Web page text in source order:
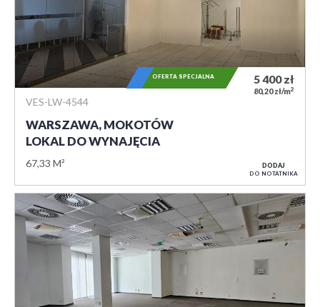
VES-LW-4544
WARSZAWA, MOKOTÓW
LOKAL DO WYNAJĘCIA
67,33 M²
5 400zł
80,20 zł/m2
OFERTA SPECJALNA
DODAJ
DO NOTATNIKA